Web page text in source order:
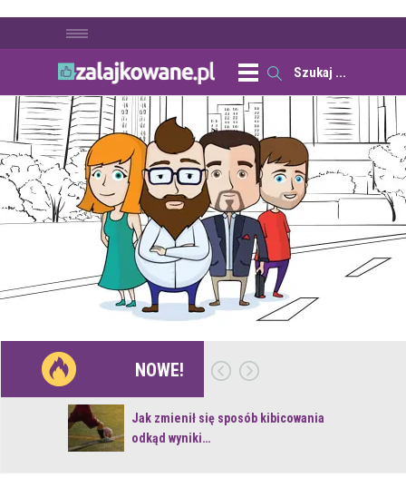
NOWE!
Jak zmienił się sposób kibicowania
odkąd wyniki…